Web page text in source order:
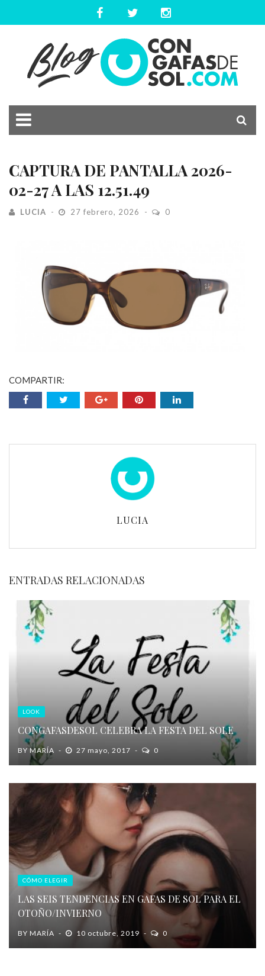
CAPTURA DE PANTALLA 2026-
02-27 A LAS 12.51.49
LUCIA 27 febrero, 2026 0
COMPARTIR:
LUCIA
ENTRADAS RELACIONADAS
LOOK
CONGAFASDESOL CELEBRA LA FESTA DEL SOLE
BYMARÍA 27 mayo, 2017 0
CÓMO ELEGIR
LAS SEIS TENDENCIAS EN GAFAS DE SOL PARA EL
OTOÑO/INVIERNO
BY MARÍA 10 octubre, 2019 0